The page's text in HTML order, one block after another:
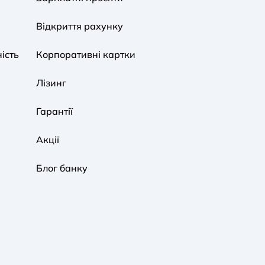
Відкриття рахунку
Корпоративні картки
Лізинг
Гарантії
Акції
Блог банку